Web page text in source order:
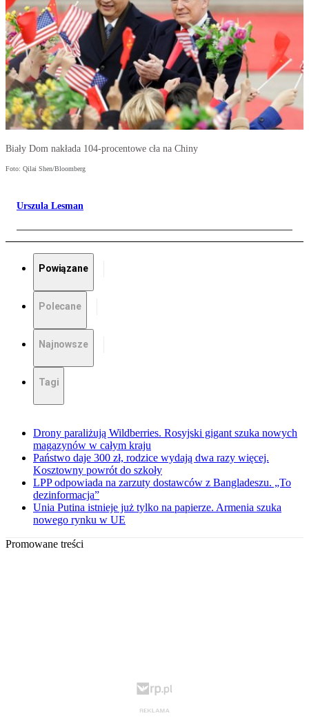
Biały Dom nakłada 104-procentowe cła na Chiny
Foto: Qilai Shen/Bloomberg
Urszula Lesman
Powiązane
Polecane
Najnowsze
Tagi
Drony paraliżują Wildberries. Rosyjski gigant szuka nowych
magazynów w całym kraju
Państwo daje 300 zł, rodzice wydają dwa razy więcej.
Kosztowny powrót do szkoły
LPP odpowiada na zarzuty dostawców z Bangladeszu. „To
dezinformacja”
Unia Putina istnieje już tylko na papierze. Armenia szuka
nowego rynku w UE
Promowane treści